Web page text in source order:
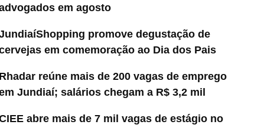
em agosto
promove degustação de
em comemoração ao Dia dos Pais
Rhadar reúne mais de 200 vagas de emprego
Jundiaí; salários chegam a R$ 3,2 mil
abre mais de 7 mil vagas de estágio no